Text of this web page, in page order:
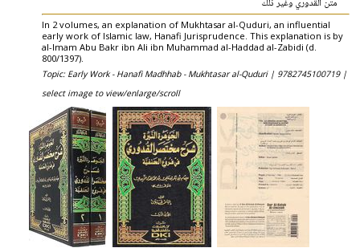
متن القدوري وغير ذلك
In 2 volumes, an explanation of Mukhtasar al-Quduri, an influential
early work of Islamic law, Hanafi Jurisprudence. This explanation is by
al-Imam Abu Bakr ibn Ali ibn Muhammad al-Haddad al-Zabidi (d.
800/1397).
Topic: Early Work - Hanafi Madhhab - Mukhtasar al-Quduri | 9782745100719 |
select image to view/enlarge/scroll